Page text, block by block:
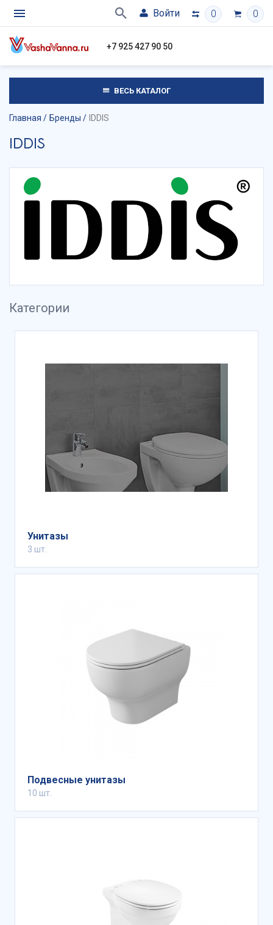
Войти 0 0
+7 925 427 90 50
ВЕСЬ КАТАЛОГ
Главная Бренды IDDIS
IDDIS
Категории
Унитазы
3 шт.
Подвесные унитазы
10 шт.